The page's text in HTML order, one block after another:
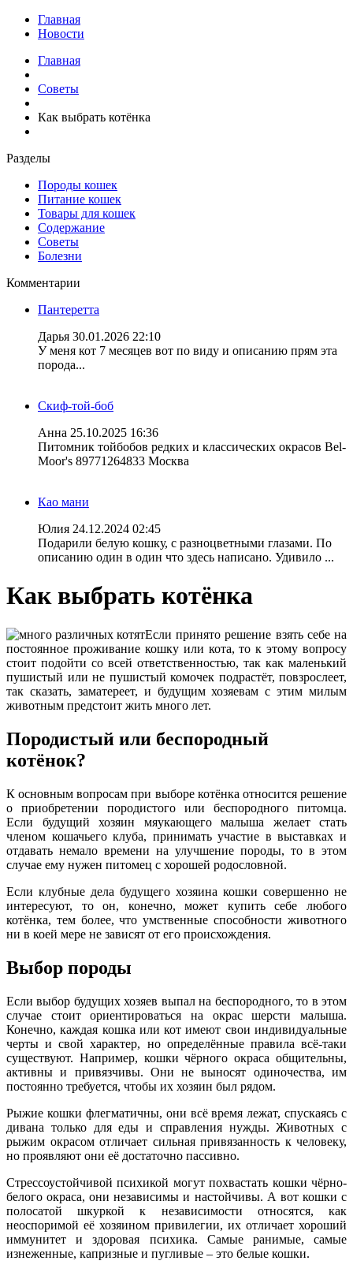
Главная
Новости
Главная
Советы
Как выбрать котёнка
Разделы
Породы кошек
Питание кошек
Товары для кошек
Содержание
Советы
Болезни
Комментарии
Пантеретта
Дарья 30.01.2026 22:10
У меня кот 7 месяцев вот по виду и описанию прям эта
порода...
Скиф-той-боб
Анна 25.10.2025 16:36
Питомник тойбобов редких и классических окрасов Bel-
Moor's 89771264833 Москва
Као мани
Юлия 24.12.2024 02:45
Подарили белую кошку, с разноцветными глазами. По
описанию один в один что здесь написано. Удивило ...
Как выбрать котёнка
Если принято решение взять себе на
постоянное проживание кошку или кота, то к этому вопросу
стоит подойти со всей ответственностью, так как маленький
пушистый или не пушистый комочек подрастёт, повзрослеет,
так сказать, заматереет, и будущим хозяевам с этим милым
животным предстоит жить много лет.
Породистый или беспородный
котёнок?
К основным вопросам при выборе котёнка относится решение
о приобретении породистого или беспородного питомца.
Если будущий хозяин мяукающего малыша желает стать
членом кошачьего клуба, принимать участие в выставках и
отдавать немало времени на улучшение породы, то в этом
случае ему нужен питомец с хорошей родословной.
Если клубные дела будущего хозяина кошки совершенно не
интересуют, то он, конечно, может купить себе любого
котёнка, тем более, что умственные способности животного
ни в коей мере не зависят от его происхождения.
Выбор породы
Если выбор будущих хозяев выпал на беспородного, то в этом
случае стоит ориентироваться на окрас шерсти малыша.
Конечно, каждая кошка или кот имеют свои индивидуальные
черты и свой характер, но определённые правила всё-таки
существуют. Например, кошки чёрного окраса общительны,
активны и привязчивы. Они не выносят одиночества, им
постоянно требуется, чтобы их хозяин был рядом.
Рыжие кошки флегматичны, они всё время лежат, спускаясь с
дивана только для еды и справления нужды. Животных с
рыжим окрасом отличает сильная привязанность к человеку,
но проявляют они её достаточно пассивно.
Стрессоустойчивой психикой могут похвастать кошки чёрно-
белого окраса, они независимы и настойчивы. А вот кошки с
полосатой шкуркой к независимости относятся, как
неоспоримой её хозяином привилегии, их отличает хороший
иммунитет и здоровая психика. Самые ранимые, самые
изнеженные, капризные и пугливые – это белые кошки.